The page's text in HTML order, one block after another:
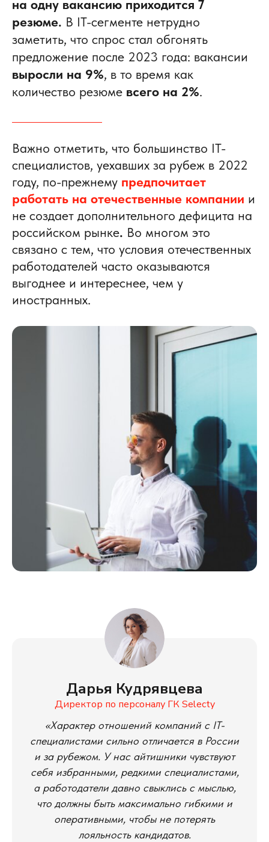
на одну вакансию приходится 7
резюме. В IT-сегменте нетрудно
заметить, что спрос стал обгонять
предложение после 2023 года: вакансии
выросли на 9%, в то время как
количество резюме всего на 2%.
Важно отметить, что большинство IT-
специалистов, уехавших за рубеж в 2022
году, по-прежнему предпочитает
работать на отечественные компании и
не создает дополнительного дефицита на
российском рынке. Во многом это
связано с тем, что условия отечественных
работодателей часто оказываются
выгоднее и интереснее, чем у
иностранных.
Дарья Кудрявцева
Директор по персоналу ГК Selecty
«Характер отношений компаний с IT-
специалистами сильно отличается в России
и за рубежом. У нас айтишники чувствуют
себя избранными, редкими специалистами,
а работодатели давно свыклись с мыслью,
что должны быть максимально гибкими и
оперативными, чтобы не потерять
лояльность кандидатов.